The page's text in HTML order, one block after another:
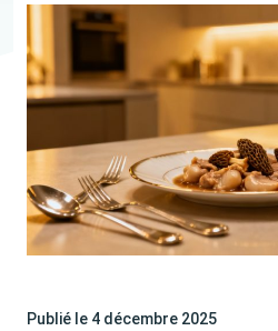
Publié le 4 décembre 2025